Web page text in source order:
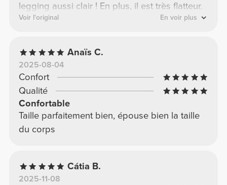
legging aussi clair ! En plus, il est très flatteur.
Voir l'original En voir plus
Anaïs C.
2025-08-04
Confort
Qualité
Confortable
Taille parfaitement bien, épouse bien la taille
du corps
Cátia B.
2025-11-08